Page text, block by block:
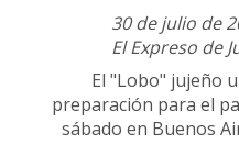
El Expreso de
30 de julio de
El "Lobo" jujeño
preparación para el
sábado en Buenos